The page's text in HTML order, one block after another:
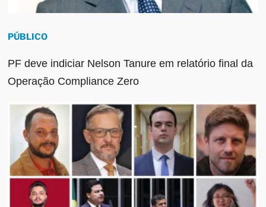
PÚBLICO
PF deve indiciar Nelson Tanure em relatório final da
Operação Compliance Zero